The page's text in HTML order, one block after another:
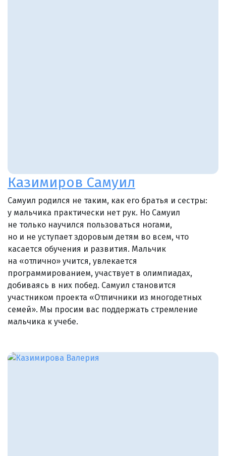
Казимиров Самуил
Самуил родился не таким, как его братья и сестры:
у мальчика практически нет рук. Но Самуил
не только научился пользоваться ногами,
но и не уступает здоровым детям во всем, что
касается обучения и развития. Мальчик
на «отлично» учится, увлекается
программированием, участвует в олимпиадах,
добиваясь в них побед. Самуил становится
участником проекта «Отличники из многодетных
семей». Мы просим вас поддержать стремление
мальчика к учебе.